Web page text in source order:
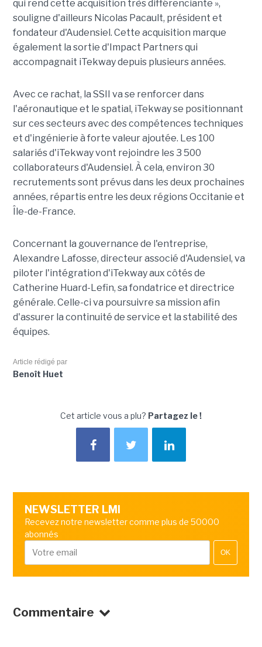
qui rend cette acquisition très différenciante »,
souligne d'ailleurs Nicolas Pacault, président et
fondateur d'Audensiel. Cette acquisition marque
également la sortie d'Impact Partners qui
accompagnait iTekway depuis plusieurs années.
Avec ce rachat, la SSII va se renforcer dans
l'aéronautique et le spatial, iTekway se positionnant
sur ces secteurs avec des compétences techniques
et d'ingénierie à forte valeur ajoutée. Les 100
salariés d'iTekway vont rejoindre les 3 500
collaborateurs d'Audensiel. À cela, environ 30
recrutements sont prévus dans les deux prochaines
années, répartis entre les deux régions Occitanie et
Île-de-France.
Concernant la gouvernance de l'entreprise,
Alexandre Lafosse, directeur associé d'Audensiel, va
piloter l'intégration d'iTekway aux côtés de
Catherine Huard-Lefin, sa fondatrice et directrice
générale. Celle-ci va poursuivre sa mission afin
d'assurer la continuité de service et la stabilité des
équipes.
Article rédigé par
Benoît Huet
Cet article vous a plu? Partagez le !
NEWSLETTER LMI
Recevez notre newsletter comme plus de 50000
abonnés
OK
Commentaire